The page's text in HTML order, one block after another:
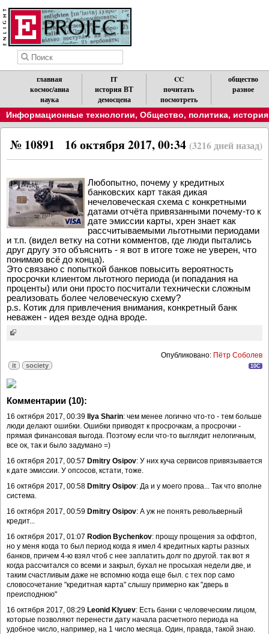
главная
космос/авиа
наука
IT
история ВТ
демосцена
CC
почитать
посмотреть
общество
разное
Информационные технологии, Общество, политика,
16 октября 2017, 00:34 (3216 дней назад)
№ 10891
Любопытно, почему у кредитных
банковских карт такая дикая
нечеловеческая схема с конкретными
датами отчёта привязанными почему-то к
дате эмиссии карты, хрен знает как
рассчитываемыми льготными периодами
и т.п. (видел ветку на сотни комментов, где люди пытались
друг другу это объяснить - я вот в итоге тоже не уверен, что
понимаю всё до конца).
Это связано с попыткой банков повысить вероятность
просрочки клиентом льготного периода (и попадания на
проценты) или они просто посчитали технически сложным
реализовать более человеческую схему?
p.s. Котик для привлечения внимания, конкретный банк
неважен - идея везде одна вроде.
Опубликовано: Пётр Соболев
it society 10C
Комментарии (10):
16 октября 2017, 00:39 Ilya Sharin: чем менее логично что-то - тем больше
люди делают ошибки. Ошибки приводят к просрочкам, а просрочки -
прямая финансовая выгода. Поэтому если что-то выглядит нелогичным,
все ок, так и было задумано =)
16 октября 2017, 00:57 Dmitry Osipov: У них куча сервисов привязывается
к дате эмиссии. У опсосов, кстати, тоже.
16 октября 2017, 00:58 Dmitry Osipov: Да и у моего прова... Так что вполне
система.
16 октября 2017, 00:59 Dmitry Osipov: А уж не понять револьверный
кредит...
16 октября 2017, 01:07 Rodion Bychenkov: прощу прощения за оффтоп,
но у меня когда то был период когда я имел 4 кредитных карты разных
банков, причем 4-ю взял чтоб с нее заплатить долг по другой. так вот я
когда рассчитался со всеми и закрыл, бухал не просыхая недели две, и
таким счастливым даже не вспомню когда еще был. с тех пор само
словосочетание "кредитная карта" слышу примерно как "дверь в
преисподнюю"
16 октября 2017, 08:29 Leonid Klyuev: Есть банки с человеческим лицом,
которые позволяют перенести дату начала расчетного периода на
удобное число, например, на 1 число месяца. Один, правда, такой знаю.